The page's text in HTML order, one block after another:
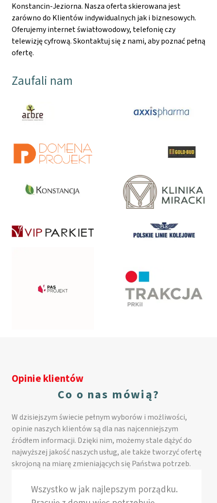
Konstancin-Jeziorna. Nasza oferta skierowana jest
zarówno do Klientów indywidualnych jak i biznesowych.
Oferujemy internet światłowodowy, telefonię czy
telewizję cyfrową. Skontaktuj się z nami, aby poznać pełną
ofertę.
Zaufali nam
Wszystko w jak najlepszym porządku.
Opinie klientów
Co o nas mówią?
W dzisiejszym świecie pełnym wyborów i możliwości,
opinie naszych klientów są dla nas najcenniejszym
źródłem informacji. Dzięki nim, możemy stale dążyć do
najwyższej jakość naszych usług, ale także tworzyć ofertę
skrojoną na miarę zmieniających się Państwa potrzeb.